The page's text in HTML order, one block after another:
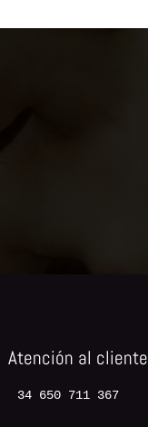
Atención al cliente
34 650 711 367